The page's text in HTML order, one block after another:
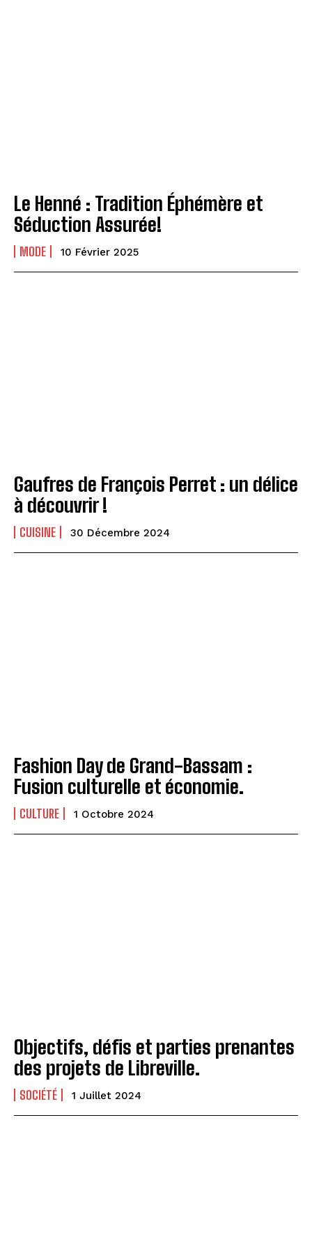
Le Henné : Tradition Éphémère et
Séduction Assurée!
MODE 10 Février 2025
Gaufres de François Perret : un délice
à découvrir !
CUISINE 30 Décembre 2024
Fashion Day de Grand-Bassam :
Fusion culturelle et économie.
CULTURE 1 Octobre 2024
Objectifs, défis et parties prenantes
des projets de Libreville.
SOCIÉTÉ 1 Juillet 2024